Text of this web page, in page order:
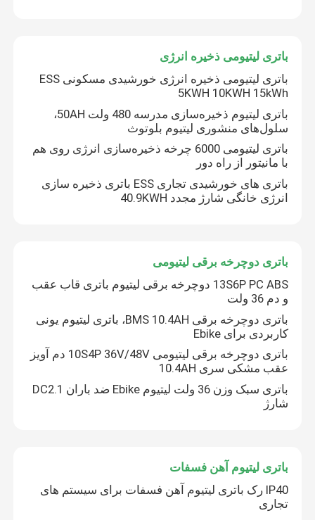
باتری لیتیومی ذخیره انرژی
باتری لیتیومی ذخیره انرژی خورشیدی مسکونی ESS
5KWH 10KWH 15kWh
باتری لیتیوم ذخیره‌سازی مدرسه 480 ولت 50AH،
سلول‌های منشوری لیتیوم بلوتوث
باتری لیتیومی 6000 چرخه ذخیره‌سازی انرژی روی هم
با مانیتور از راه دور
باتری های خورشیدی تجاری ESS باتری ذخیره سازی
انرژی خانگی شارژ مجدد 40.9KWH
باتری دوچرخه برقی لیتیومی
13S6P PC ABS دوچرخه برقی لیتیوم باتری قاب عقب
و دم 36 ولت
باتری دوچرخه برقی BMS 10.4AH، باتری لیتیوم یونی
کاربردی برای Ebike
باتری دوچرخه برقی لیتیومی 10S4P 36V/48V دم آویز
عقب مشکی سری 10.4AH
باتری سبک وزن 36 ولت لیتیوم Ebike ضد باران DC2.1
شارژ
باتری لیتیوم آهن فسفات
IP40 رک باتری لیتیوم آهن فسفات برای سیستم های
تجاری